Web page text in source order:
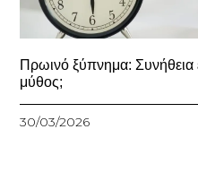
Πρωινό ξύπνημα: Συνήθεια
μύθος;
30/03/2026